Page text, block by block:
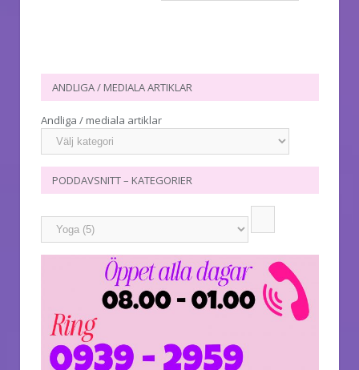
ANDLIGA / MEDIALA ARTIKLAR
Andliga / mediala artiklar
PODDAVSNITT – KATEGORIER